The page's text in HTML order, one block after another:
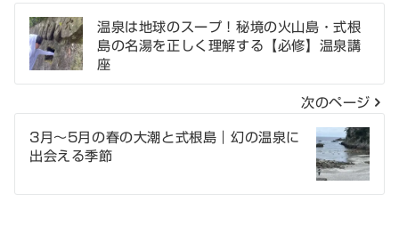
投
稿
ナ
ビ
ゲ
ー
温泉は地球のスープ！秘境の火山島・式根
島の名湯を正しく理解する【必修】温泉講
座
次のページ
3月～5月の春の大潮と式根島｜幻の温泉に
出会える季節